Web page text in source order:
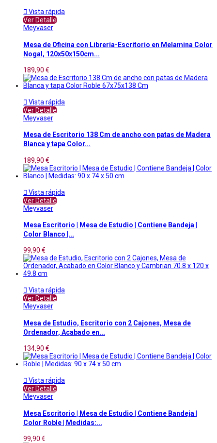
 Vista rápida
Ver Detalle
Meyvaser
Mesa de Oficina con Librería-Escritorio en Melamina Color
Nogal, 120x50x150cm...
189,90 €
 Vista rápida
Ver Detalle
Meyvaser
Mesa de Escritorio 138 Cm de ancho con patas de Madera
Blanca y tapa Color...
189,90 €
 Vista rápida
Ver Detalle
Meyvaser
Mesa Escritorio | Mesa de Estudio | Contiene Bandeja |
Color Blanco |...
99,90 €
 Vista rápida
Ver Detalle
Meyvaser
Mesa de Estudio, Escritorio con 2 Cajones, Mesa de
Ordenador, Acabado en...
134,90 €
 Vista rápida
Ver Detalle
Meyvaser
Mesa Escritorio | Mesa de Estudio | Contiene Bandeja |
Color Roble | Medidas:...
99,90 €